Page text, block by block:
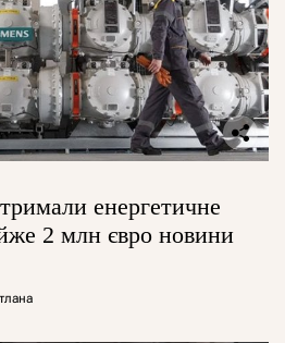
енергетичне
2 млн євро новини